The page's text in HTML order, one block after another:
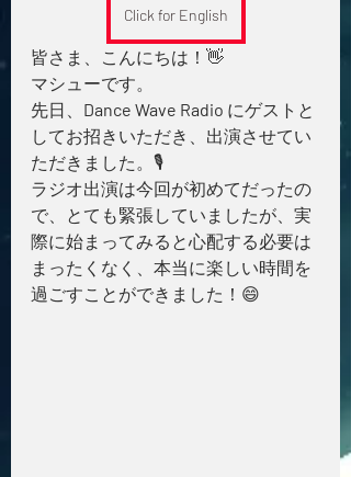
Click for English
皆さま、こんにちは！👋
マシューです。
先日、 Dance Wave Radio にゲストと
してお招きいただき、出演させてい
ただきました。🎙️
ラジオ出演は今回が初めてだったの
で、とても緊張していましたが、実
際に始まってみると心配する必要は
まったくなく、本当に楽しい時間を
過ごすことができました！😄